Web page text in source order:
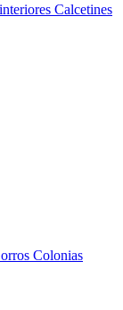
Calcetines
Colonias